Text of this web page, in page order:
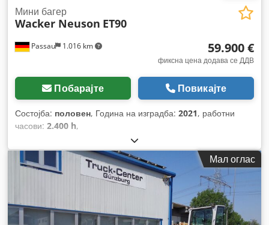
Passau 1.016 km
Мини багер
Wacker Neuson ET90
59.900 €
фиксна цена додава се ДДВ
Побарајте Повикајте
Состојба: половен, Година на изградба: 2021, работни
часови: 2.400 h,
Мал оглас